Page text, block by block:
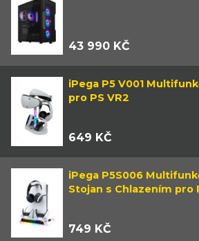
43 990 KČ
iPega P5 V001
pro PS VR2
649 KČ
iPega P5S006
Stojan s Chlazením pro
749 KČ